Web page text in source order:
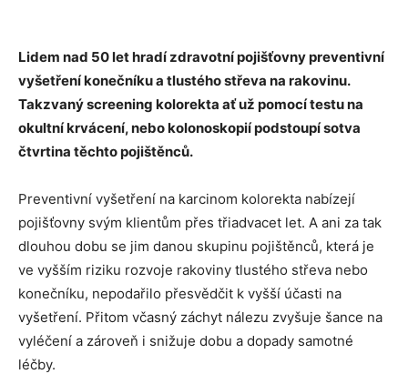
Lidem nad 50 let hradí zdravotní pojišťovny preventivní
vyšetření konečníku a tlustého střeva na rakovinu.
Takzvaný screening kolorekta ať už pomocí testu na
okultní krvácení, nebo kolonoskopií podstoupí sotva
čtvrtina těchto pojištěnců.
Preventivní vyšetření na karcinom kolorekta nabízejí
pojišťovny svým klientům přes třiadvacet let. A ani za tak
dlouhou dobu se jim danou skupinu pojištěnců, která je
ve vyšším riziku rozvoje rakoviny tlustého střeva nebo
konečníku, nepodařilo přesvědčit k vyšší účasti na
vyšetření. Přitom včasný záchyt nálezu zvyšuje šance na
vyléčení a zároveň i snižuje dobu a dopady samotné
léčby.